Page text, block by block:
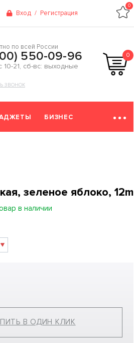
Вход / Регистрация
0
по всей России
550-09-96
10-21, сб-вс: выходные
ЗВОНОК
0
БИЗНЕС
зеленое яблоко, 12m
в наличии
В ОДИН КЛИК